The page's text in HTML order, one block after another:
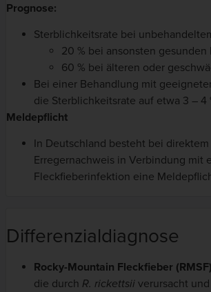
Prognose:
Sterblichkeitsrate bei
20 % bei ansonsten gesunden
60 % bei älteren oder
Bei einer Behandlung mit
die Sterblichkeitsrate auf etwa 3 – 4
Meldepflicht
In Deutschland besteht bei
Erregernachweis in Verbindung mit
Fleckfieberinfektion eine
Differenzialdiagnose
Rocky-Mountain Fleckfieber
die durch R. rickettsii verursacht